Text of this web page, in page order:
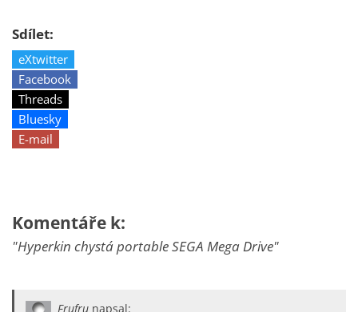
Sdílet:
eXtwitter
Facebook
Threads
Bluesky
E-mail
Komentáře k:
"Hyperkin chystá portable SEGA Mega Drive"
Frufru napsal: